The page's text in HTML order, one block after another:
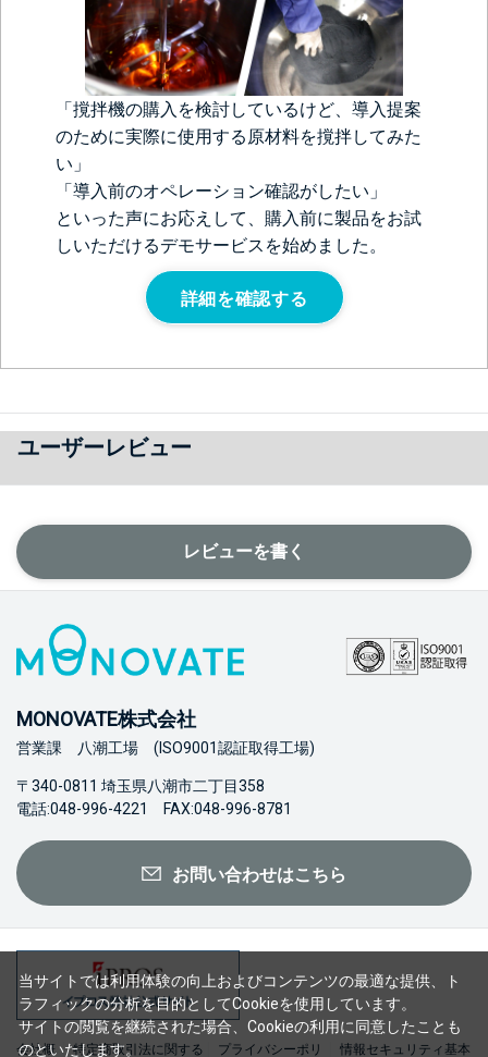
「撹拌機の購入を検討しているけど、導入提案
のために実際に使用する原材料を撹拌してみた
い」
「導入前のオペレーション確認がしたい」
といった声にお応えして、購入前に製品をお試
しいただけるデモサービスを始めました。
詳細を確認する
ユーザーレビュー
レビューを書く
MONOVATE株式会社
営業課 八潮工場 (ISO9001認証取得工場)
〒340-0811 埼玉県八潮市二丁目358
電話:048-996-4221 FAX:048-996-8781
お問い合わせはこちら
会社概 特定商取引法に関する プライバシーポリ 情報セキュリティ基本
当サイトでは利用体験の向上およびコンテンツの最適な提供、ト
ラフィックの分析を目的としてCookieを使用しています。
サイトの閲覧を継続された場合、Cookieの利用に同意したことも
のといたします。